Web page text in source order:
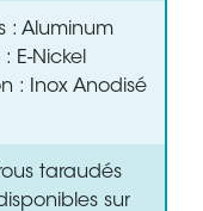
: Aluminum
E-Nickel
: Inox Anodisé
taraudés
sur